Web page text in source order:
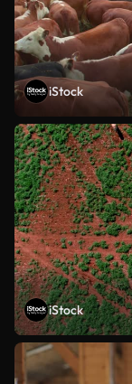
iStock
iStock